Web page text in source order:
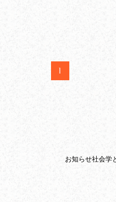
1
お知らせ社会学